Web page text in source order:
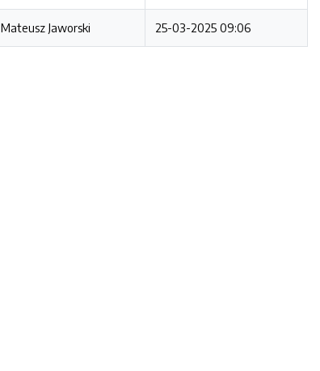
Mateusz Jaworski 25-03-2025 09:06